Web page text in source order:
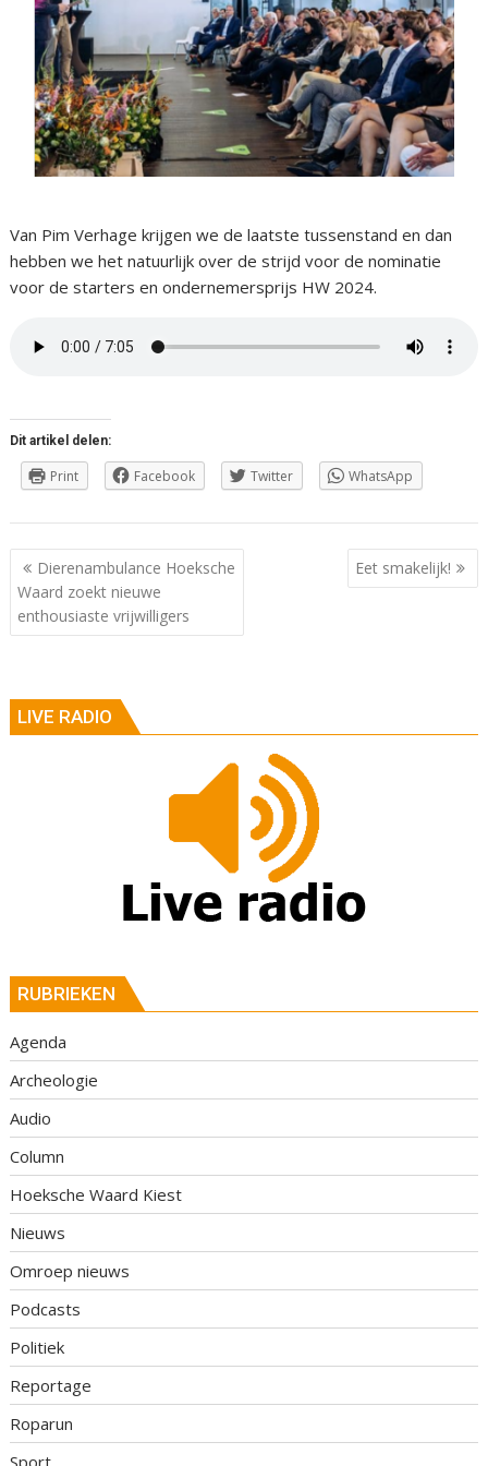
Van Pim Verhage krijgen we de laatste tussenstand en dan
hebben we het natuurlijk over de strijd voor de nominatie
voor de starters en ondernemersprijs HW 2024.
Dit artikel delen:
Print Facebook Twitter WhatsApp
Berichtnavigatie
Dierenambulance Hoeksche
Waard zoekt nieuwe
enthousiaste vrijwilligers
Eet smakelijk!
LIVE RADIO
RUBRIEKEN
Agenda
Archeologie
Audio
Column
Hoeksche Waard Kiest
Nieuws
Omroep nieuws
Podcasts
Politiek
Reportage
Roparun
Sport